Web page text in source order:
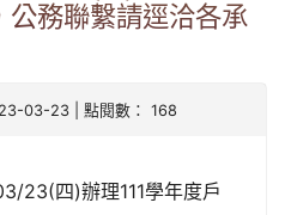
公務聯繫請逕洽各承
03-23 | 點閱數： 168
23(四)辦理111學年度戶